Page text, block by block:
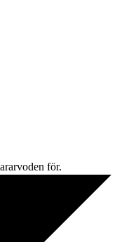
för.